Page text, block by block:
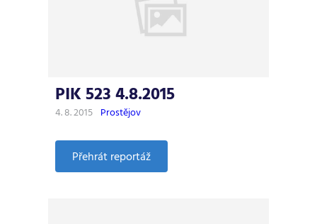
PIK 523 4.8.2015
4. 8. 2015 Prostějov
Přehrát reportáž:
PIK